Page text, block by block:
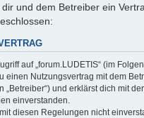
und dem Betreiber ein
auf „forum.LUDETIS“ (im
einen Nutzungsvertrag mit dem
„Betreiber“) und erklärst dich mit
einverstanden.
diesen Regelungen nicht